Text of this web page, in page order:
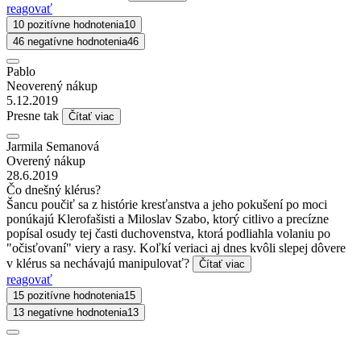
reagovať
10 pozitívne hodnotenia10
46 negatívne hodnotenia46
Pablo
Neoverený nákup
5.12.2019
Presne tak
Čítať viac
Jarmila Semanová
Overený nákup
28.6.2019
Čo dnešný klérus?
Šancu poučiť sa z histórie kresťanstva a jeho pokušení po moci
ponúkajú Klerofašisti a Miloslav Szabo, ktorý citlivo a precízne
popísal osudy tej časti duchovenstva, ktorá podliahla volaniu po
"očisťovaní" viery a rasy. Koľkí veriaci aj dnes kvôli slepej dôvere
v klérus sa nechávajú manipulovať?
Čítať viac
reagovať
15 pozitívne hodnotenia15
13 negatívne hodnotenia13